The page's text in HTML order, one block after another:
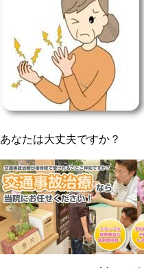
あなたは大丈夫ですか？